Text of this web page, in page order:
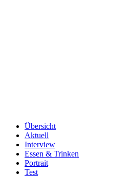
Übersicht
Aktuell
Interview
Essen & Trinken
Portrait
Test